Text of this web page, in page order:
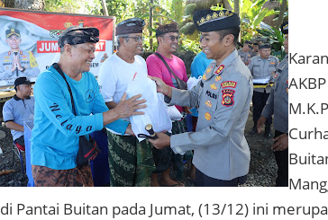
di Pantai Buitan pada Jumat, (13/12) ini